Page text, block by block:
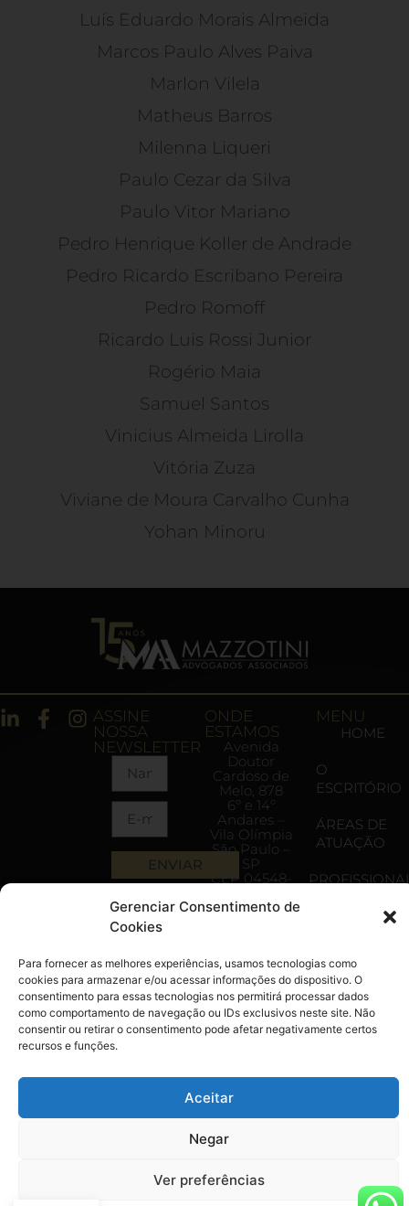
Gerenciar Consentimento de
Cookies
Para fornecer as melhores experiências, usamos tecnologias como
cookies para armazenar e/ou acessar informações do dispositivo. O
consentimento para essas tecnologias nos permitirá processar dados
como comportamento de navegação ou IDs exclusivos neste site. Não
consentir ou retirar o consentimento pode afetar negativamente certos
recursos e funções.
Aceitar
Negar
Ver preferências
Luís Eduardo Morais Almeida
Marcos Paulo Alves Paiva
Marlon Vilela
Matheus Barros
Milenna Liqueri
Paulo Cezar da Silva
Paulo Vitor Mariano
Pedro Henrique Koller de Andrade
Pedro Ricardo Escribano Pereira
Pedro Romoff
Ricardo Luis Rossi Junior
Rogério Maia
Samuel Santos
Vinicius Almeida Lirolla
Vitória Zuza
Viviane de Moura Carvalho Cunha
Yohan Minoru
ASSINE
NOSSA
NEWSLETTER
ENVIAR
ONDE
ESTAMOS
Avenida
Doutor
Cardoso de
Melo, 878
6º e 14º
Andares –
Vila Olímpia
São Paulo –
SP
CEP 04548-
SRTVS
Multiempresarial,
Salas 592-
599A - 5
andar,
Asa Sul,
Brasília - DF
atendimento@mazzotiniadvogados.com.br
MENU
HOME
O
ESCRITÓRIO
ÁREAS DE
ATUAÇÃO
CONTEÚDO